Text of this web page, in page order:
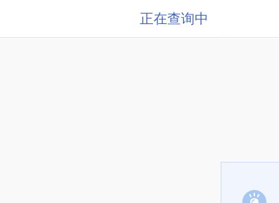
正在查询中